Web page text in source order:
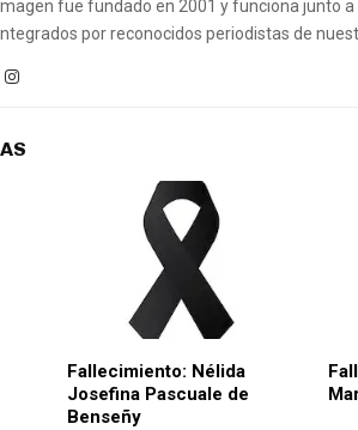
fue fundado en 2001 y funciona junto
por reconocidos periodistas de
Fallecimiento: Nélida
Josefina Pascuale de
Benseñy